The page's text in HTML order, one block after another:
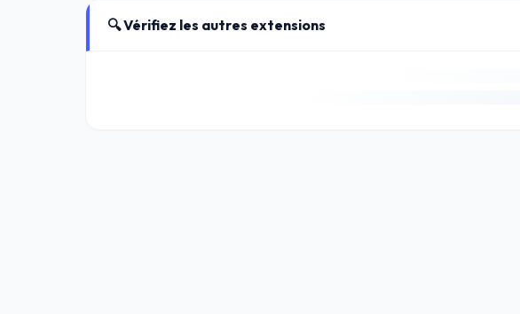
🔍 Vérifiez les autres extensions